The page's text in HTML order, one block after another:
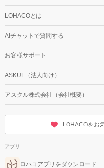
LOHACOとは
AIチャットで質問する
お客様サポート
ASKUL（法人向け）
アスクル株式会社（会社概要）
LOHACOをお
アプリ
ロハコアプリをダウンロード